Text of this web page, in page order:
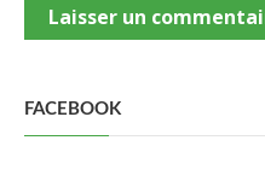
FACEBOOK